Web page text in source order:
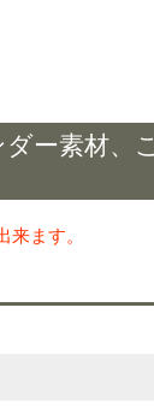
ー素材、こ
ます。